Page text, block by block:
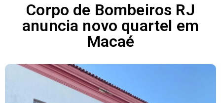
Corpo de Bombeiros RJ
anuncia novo quartel em
Macaé